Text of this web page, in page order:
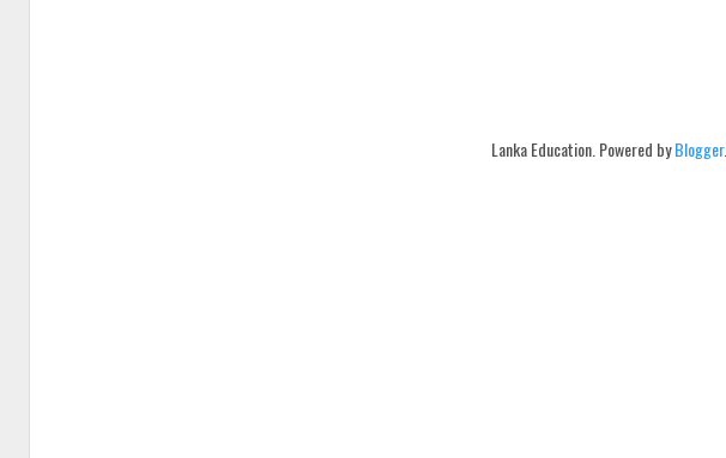
Lanka Education. Powered byBlogger.